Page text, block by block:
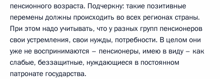
пенсионного возраста. Подчеркну: такие позитивные
перемены должны происходить во всех регионах страны.
При этом надо учитывать, что у разных групп пенсионеров
свои устремления, свои нужды, потребности. В целом они
уже не воспринимаются – пенсионеры, имею в виду – как
слабые, беззащитные, нуждающиеся в постоянном
патронате государства.